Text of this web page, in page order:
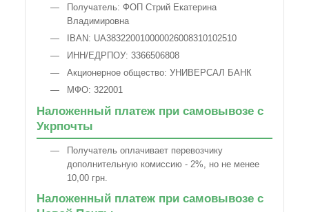
Получатель: ФОП Стрий Екатерина
Владимировна
IBAN: UA383220010000026008310102510
ИНН/ЕДРПОУ: 3366506808
Акционерное общество: УНИВЕРСАЛ БАНК
МФО: 322001
Наложенный платеж при самовывозе с
Укрпочты
Получатель оплачивает перевозчику
дополнительную комиссию - 2%, но не менее
10,00 грн.
Наложенный платеж при самовывозе с